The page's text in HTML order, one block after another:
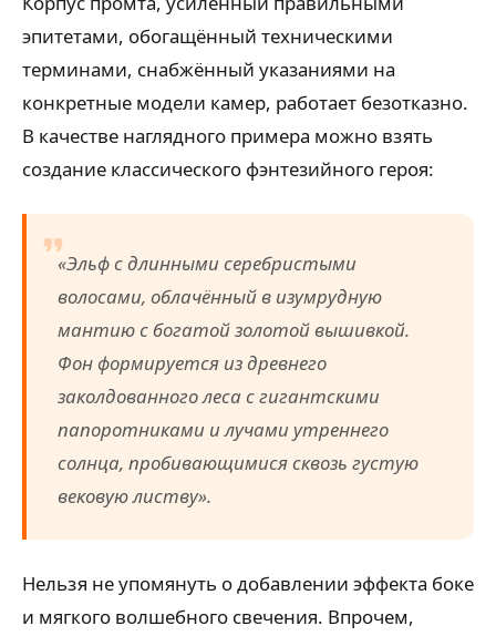
эпитетами, обогащённый техническими
терминами, снабжённый указаниями на
конкретные модели камер, работает безотказно.
В качестве наглядного примера можно взять
создание классического фэнтезийного героя:
«Эльф с длинными серебристыми
волосами, облачённый в изумрудную
мантию с богатой золотой вышивкой.
Фон формируется из древнего
заколдованного леса с гигантскими
папоротниками и лучами утреннего
солнца, пробивающимися сквозь густую
вековую листву».
Нельзя не упомянуть о добавлении эффекта боке
и мягкого волшебного свечения. Впрочем,